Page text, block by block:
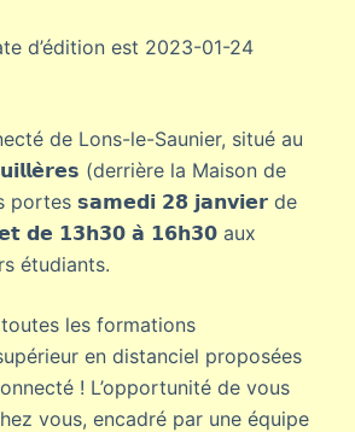
d’édition est 2023-01-24
de Lons-le-Saunier, situé au
(derrière la Maison de
portes 𝘀𝗮𝗺𝗲𝗱𝗶 𝟮𝟴 𝗷𝗮𝗻𝘃𝗶𝗲𝗿 de
𝗱𝗲 𝟭𝟯𝗵𝟯𝟬 𝗮̀ 𝟭𝟲𝗵𝟯𝟬 aux
étudiants.
les formations
en distanciel proposées
! L’opportunité de vous
vous, encadré par une équipe